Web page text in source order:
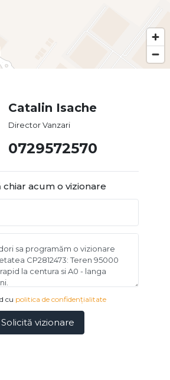
Catalin Isache
Director Vanzari
0729572570
chiar acum o vizionare
cu politica de confidențialitate
Solicită vizionare